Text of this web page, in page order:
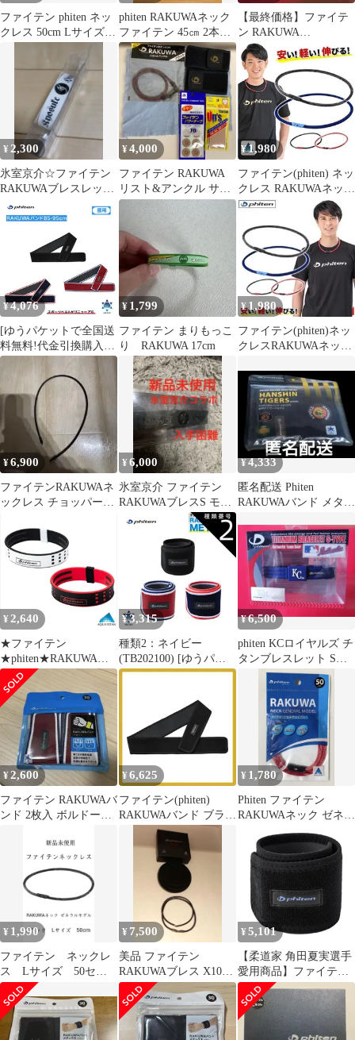
ファイテン phiten ネッ
クレス 50cm Lサイズ
phiten RAKUWAネック
ファイテン 45㎝ 2本セ
ット
【最終価格】ファイテ
ン RAKUWA
NECK&BLESS X50 リ
ストバンド
¥2,300
氷室京介☆ファイテン
RAKUWAブレスレット
★貴重 BOOWY
¥4,000
ファイテン RAKUWA
リスト&アンクル サポ
ーターセット
¥1,980
ファイテン(phiten) ネッ
クレス RAKUWAネック
ゼネラルモデル
¥4,076
[ゆうパケットで全国送
料無料!代金引換購入不
可／配達日時指定不可]
ファイテン(PHITEN)
RAKUWAバンド
(85cm・95cm) 腰用 1枚
入(スポーツベルト)
[0423TB203]
¥ 1,799
ファイテン まりもっこ
り RAKUWA 17cm
¥ 1,980
ファイテン(phiten)ネッ
クレスRAKUWAネック
ック
¥6,900
ファイテンRAKUWAネ
ックレス チョッパース
¥6,000
氷室京介 ファイテン
RAKUWAブレスS モデ
ル
¥4,333
匿名配送 Phiten
RAKUWAバンド メタッ
デル
¥ 2,640
★ファイテン
★phiten★RAKUWAブ
レスS DUOII
¥3,315
種類2：ネイビー
(TB202100) [ゆうパケ
ットで全国送料無料!代
日時指定不可] ファイ
テン(PHITEN)
RAKUWAバンド メタッ
クス (2枚入り)
[0423TB202] ※安心の
お荷物追跡番号有り
¥6,500
phiten KCロイヤルズ チ
タンブレスレット Sタ
イプ【稀少MLB】
¥2,600
ファイテン RAKUWAバ
ンド 2枚入 ボルドー
¥6,625
ファイテン(phiten)
RAKUWAバンド ブラッ
ク 95cm スポーツベル
ト 体幹サポート フォー
ム安定 姿勢サポート 日
常動作ケア 吸汗速乾 腰
用ベルト 薄型 伸縮性
フィット感 ランニング
ゴルフ 卓球 ボウリング
0
¥ 1,780
Phiten ファイテン
RAKUWAネック ゼネラ
ルモデル 50cm レッド
¥ 1,990
ファイテン ネックレ
ス Lサイズ 50セン
チ ファイテンネック
レ
¥ 7,500
美品 ファイテン
RAKUWAブレス X100
レザータッチモデル
¥ 5,101
【柔道家 角田夏実選手
愛用商品】ファイテン
(phiten) RAKUWAバン
ド 2枚入 30cm ブラック
吸汗速乾 面ファスナー
手首 足首 サポーター